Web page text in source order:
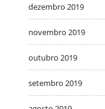
dezembro 2019
novembro 2019
outubro 2019
setembro 2019